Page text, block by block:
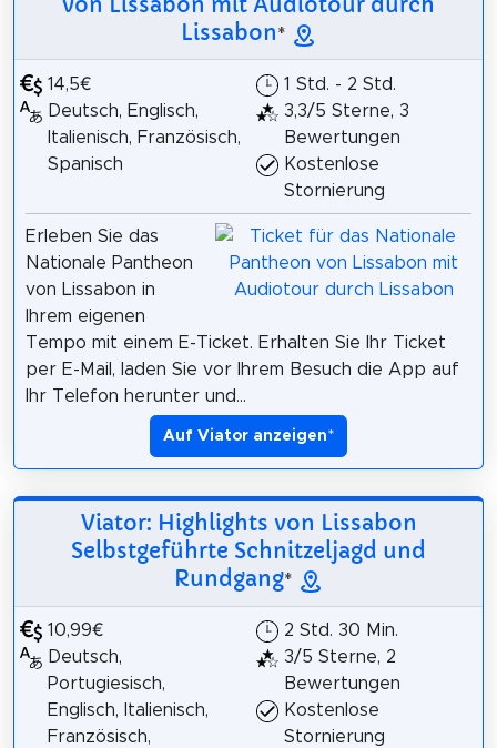
Lissabon*
14,5€
Deutsch, Englisch,
Italienisch, Französisch,
Spanisch
1 Std. - 2 Std.
3,3/5 Sterne, 3
Bewertungen
Kostenlose
Stornierung
Erleben Sie das
Nationale Pantheon
von Lissabon in
Ihrem eigenen
Tempo mit einem E-Ticket. Erhalten Sie Ihr Ticket
per E-Mail, laden Sie vor Ihrem Besuch die App auf
Ihr Telefon herunter und...
Auf Viator anzeigen*
Viator: Highlights von Lissabon
Selbstgeführte Schnitzeljagd und
Rundgang*
10,99€
Deutsch,
Portugiesisch,
Englisch, Italienisch,
Französisch,
2 Std. 30 Min.
3/5 Sterne, 2
Bewertungen
Kostenlose
Stornierung